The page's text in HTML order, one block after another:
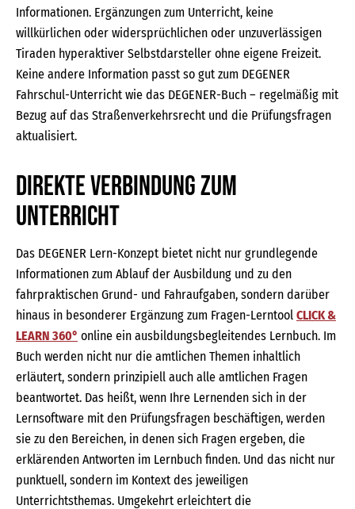
Informationen. Ergänzungen zum Unterricht, keine
willkürlichen oder widersprüchlichen oder unzuverlässigen
Tiraden hyperaktiver Selbstdarsteller ohne eigene Freizeit.
Keine andere Information passt so gut zum DEGENER
Fahrschul-Unterricht wie das DEGENER-Buch – regelmäßig mit
Bezug auf das Straßenverkehrsrecht und die Prüfungsfragen
aktualisiert.
Direkte Verbindung zum
Unterricht
Das DEGENER Lern-Konzept bietet nicht nur grundlegende
Informationen zum Ablauf der Ausbildung und zu den
fahrpraktischen Grund- und Fahraufgaben, sondern darüber
hinaus in besonderer Ergänzung zum Fragen-Lerntool CLICK &
LEARN 360° online ein ausbildungsbegleitendes Lernbuch. Im
Buch werden nicht nur die amtlichen Themen inhaltlich
erläutert, sondern prinzipiell auch alle amtlichen Fragen
beantwortet. Das heißt, wenn Ihre Lernenden sich in der
Lernsoftware mit den Prüfungsfragen beschäftigen, werden
sie zu den Bereichen, in denen sich Fragen ergeben, die
erklärenden Antworten im Lernbuch finden. Und das nicht nur
punktuell, sondern im Kontext des jeweiligen
Unterrichtsthemas. Umgekehrt erleichtert die